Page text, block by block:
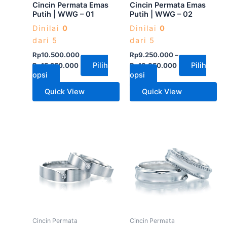
Cincin Permata Emas
Putih | WWG – 01
Dinilai 0
dari 5
Rp10.500.000–
Rp15.250.000
Pilih
opsi
di
halaman
Quick View
Cincin Permata Emas
Putih | WWG – 02
Dinilai 0
dari 5
Rp9.250.000–
Rp13.850.000
Pilih
opsi
di
halaman
Quick View
Cincin Permata
memiliki
beberapa
varian.
Pilihan
Cincin Permata
memiliki
beberapa
varian.
Pilihan